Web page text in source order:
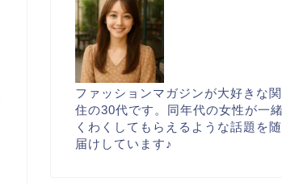
ファッションマガジンが大好きな
住の30代です。同年代の女性が一
くわくしてもらえるような話題を
届けしています♪